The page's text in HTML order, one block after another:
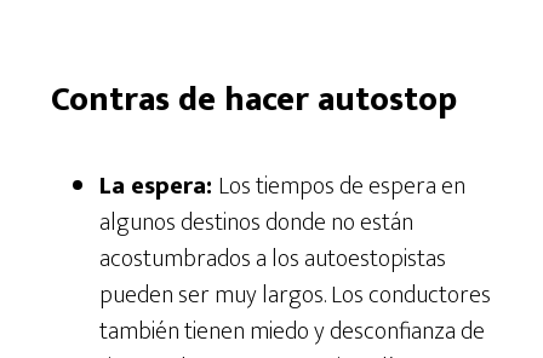
Contras de hacer autostop
La espera: Los tiempos de espera en
algunos destinos donde no están
acostumbrados a los autoestopistas
pueden ser muy largos. Los conductores
también tienen miedo y desconfianza de